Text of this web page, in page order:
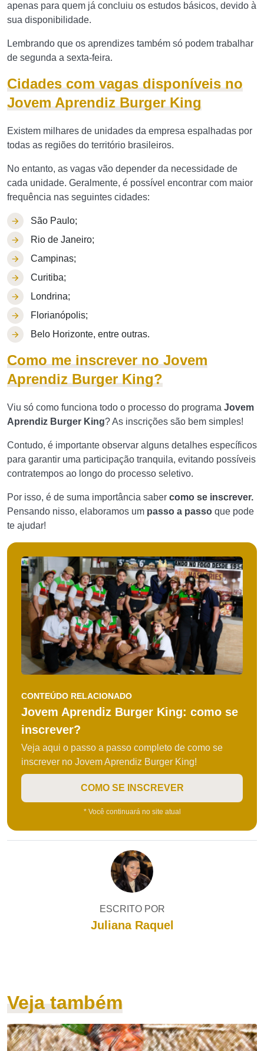
apenas para quem já concluiu os estudos básicos, devido à
sua disponibilidade.
Lembrando que os aprendizes também só podem trabalhar
de segunda a sexta-feira.
Cidades com vagas disponíveis no
Jovem Aprendiz Burger King
Existem milhares de unidades da empresa espalhadas por
todas as regiões do território brasileiros.
No entanto, as vagas vão depender da necessidade de
cada unidade. Geralmente, é possível encontrar com maior
frequência nas seguintes cidades:
São Paulo;
Rio de Janeiro;
Campinas;
Curitiba;
Londrina;
Florianópolis;
Belo Horizonte, entre outras.
Como me inscrever no Jovem
Aprendiz Burger King?
Viu só como funciona todo o processo do programa Jovem
Aprendiz Burger King? As inscrições são bem simples!
Contudo, é importante observar alguns detalhes específicos
para garantir uma participação tranquila, evitando possíveis
contratempos ao longo do processo seletivo.
Por isso, é de suma importância saber como se inscrever.
Pensando nisso, elaboramos um passo a passo que pode
te ajudar!
CONTEÚDO RELACIONADO
Jovem Aprendiz Burger King: como se
inscrever?
Veja aqui o passo a passo completo de como se
inscrever no Jovem Aprendiz Burger King!
COMO SE INSCREVER
* Você continuará no site atual
ESCRITO POR
Juliana Raquel
Veja também